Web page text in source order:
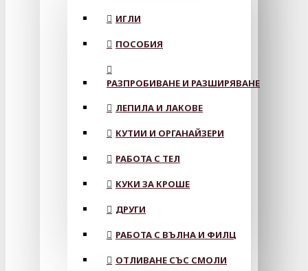
ИГЛИ
ПОСОБИЯ
РАЗПРОБИВАНЕ И РАЗШИРЯВАНЕ
ЛЕПИЛА И ЛАКОВЕ
КУТИИ И ОРГАНАЙЗЕРИ
РАБОТА С ТЕЛ
КУКИ ЗА КРОШЕ
ДРУГИ
РАБОТА С ВЪЛНА И ФИЛЦ
ОТЛИВАНЕ СЪС СМОЛИ